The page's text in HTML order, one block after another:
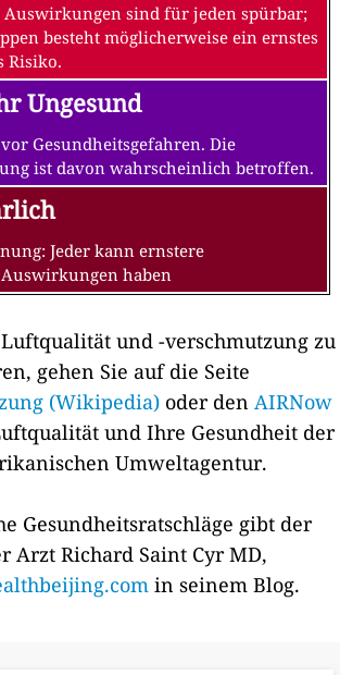
Auswirkungen sind für jeden spürbar;
besteht möglicherweise ein ernstes
Risiko.
Ungesund
Gesundheitsgefahren. Die
ist davon wahrscheinlich betroffen.
Jeder kann ernstere
haben
und -verschmutzung zu
gehen Sie auf die Seite
(Wikipedia)oder den AIRNow
und Ihre Gesundheit der
Umweltagentur.
Gesundheitsratschläge gibt der
Arzt Richard Saint Cyr MD,
in seinem Blog.